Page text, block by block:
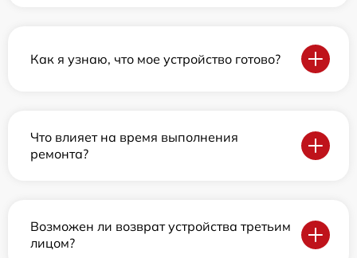
Как я узнаю, что мое устройство готово?
Что влияет на время выполнения
ремонта?
Возможен ли возврат устройства третьим
лицом?